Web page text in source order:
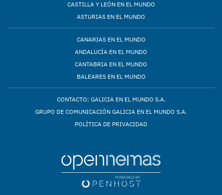
CASTILLA Y LEÓN EN EL MUNDO
ASTURIAS EN EL MUNDO
CANARIAS EN EL MUNDO
ANDALUCÍA EN EL MUNDO
CANTABRIA EN EL MUNDO
BALEARES EN EL MUNDO
CONTACTO: GALICIA EN EL MUNDO S.A.
GRUPO DE COMUNICACIÓN GALICIA EN EL MUNDO S.A.
POLÍTICA DE PRIVACIDAD